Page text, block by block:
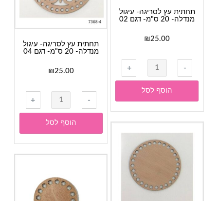
תחתית עץ לסריגה- עיגול
מנדלה- 20 ס"מ- דגם 02
₪25.00
-
כמות
של
תחתית
עץ
לסריגה-
עיגול
מנדלה-
20
+
הוסף לסל
תחתית עץ לסריגה- עיגול
מנדלה- 20 ס"מ- דגם 04
₪25.00
-
כמות
של
תחתית
עץ
לסריגה-
עיגול
20
ס"מ-
+
הוסף לסל